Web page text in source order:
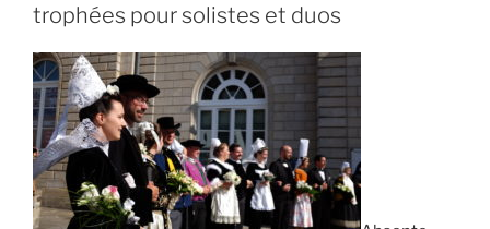
trophées pour solistes et duos